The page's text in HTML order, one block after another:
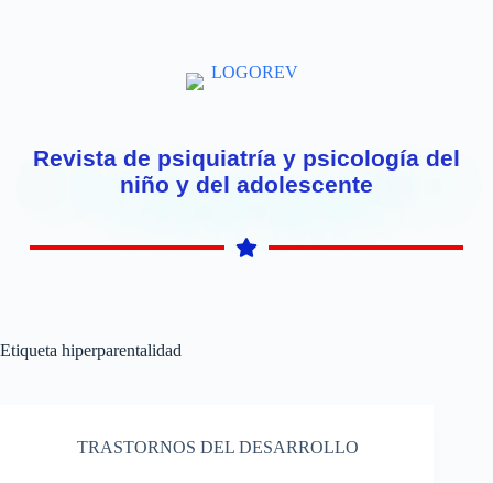
Revista de psiquiatría y psicología del
niño y del adolescente
Etiqueta hiperparentalidad
TRASTORNOS DEL DESARROLLO